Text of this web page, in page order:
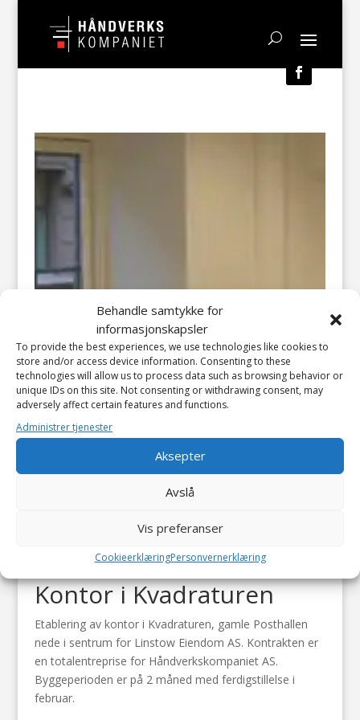
Behandle samtykke for
informasjonskapsler
To provide the best experiences, we use technologies like cookies to
store and/or access device information. Consenting to these
technologies will allow us to process data such as browsing behavior or
unique IDs on this site. Not consenting or withdrawing consent, may
adversely affect certain features and functions.
Administrer tjenester
Aksepter
Avslå
Vis preferanser
CookieerklæringPersonvernerklæring
Kontor i Kvadraturen
Etablering av kontor i Kvadraturen, gamle Posthallen
nede i sentrum for Linstow Eiendom AS. Kontrakten er
en totalentreprise for Håndverkskompaniet AS.
Byggeperioden er på 2 måned med ferdigstillelse i
februar.